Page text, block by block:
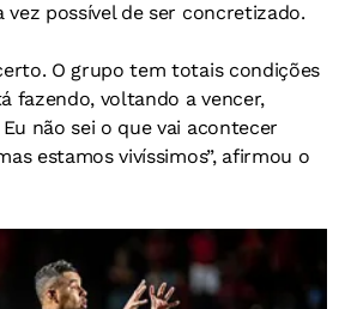
vez possível de ser concretizado.
O grupo tem totais condições
fazendo, voltando a vencer,
não sei o que vai acontecer
estamos vivíssimos”, afirmou o